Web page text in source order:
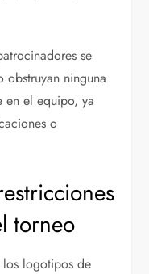
se
ninguna
en el equipo, ya
o
torneo
los logotipos de